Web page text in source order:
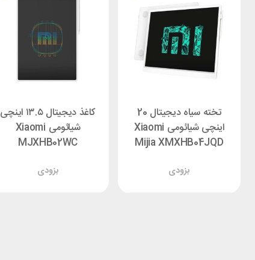
تخته سیاه دیجیتال 20
اینچی شیائومی Xiaomi
Mijia XMXHB04JQD
بزودی
کاغذ دیجیتال ۱۳.۵ اینچی
شیائومی Xiaomi
MJXHB02WC
بزودی